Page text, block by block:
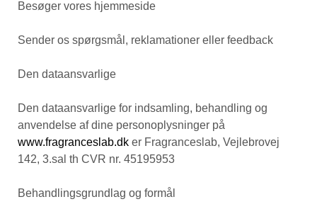
Besøger vores hjemmeside
Sender os spørgsmål, reklamationer eller feedback
Den dataansvarlige
Den dataansvarlige for indsamling, behandling og
anvendelse af dine personoplysninger på
www.fragranceslab.dk er Fragranceslab, Vejlebrovej
142, 3.sal th CVR nr. 45195953
Behandlingsgrundlag og formål